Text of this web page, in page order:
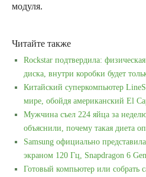
модуля.
Читайте также
Rockstar подтвердила:
диска, внутри коробки будет
Китайский суперкомпьютер
мире, обойдя американский El
Мужчина съел 224 яйца за
объяснили, почему такая диета
Samsung официально
экраном 120 Гц, Snapdragon 6
Готовый компьютер или собрать